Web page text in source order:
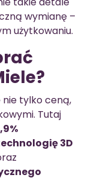
wymianę –
użytkowaniu.
tylko ceną,
Tutaj
3D